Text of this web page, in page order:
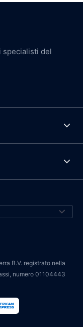
specialisti del
B.V. registrato nella
numero 01104443